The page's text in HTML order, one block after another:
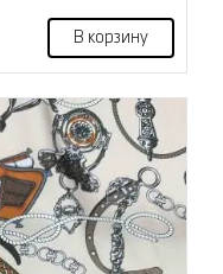
В корзину